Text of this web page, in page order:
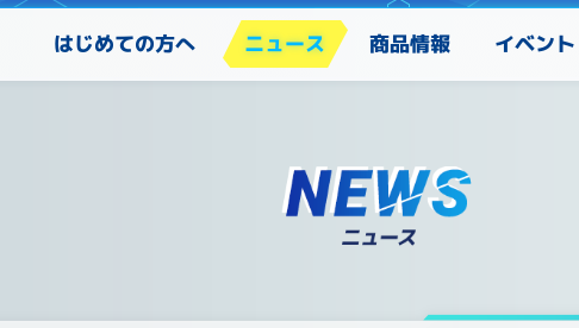
はじめての方へ ニュース 商品情報 イベント